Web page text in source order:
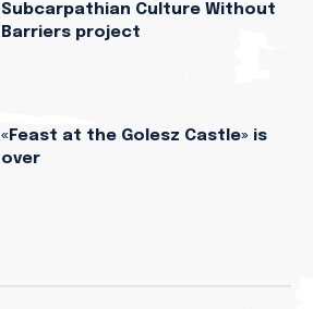
Subcarpathian Culture Without
Barriers project
«Feast at the Golesz Castle» is
over